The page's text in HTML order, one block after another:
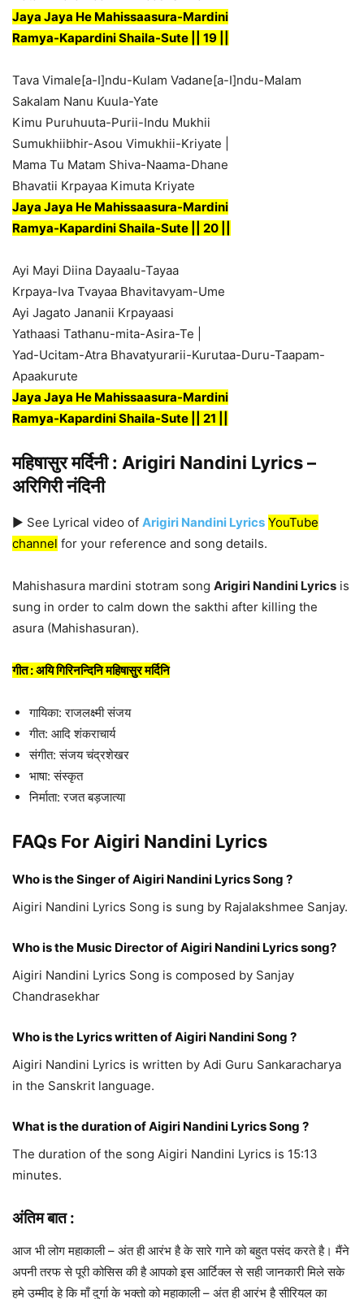
Jaya Jaya He Mahissaasura-Mardini
Ramya-Kapardini Shaila-Sute || 19 ||
Tava Vimale[a-I]ndu-Kulam Vadane[a-I]ndu-Malam
Sakalam Nanu Kuula-Yate
Kimu Puruhuuta-Purii-Indu Mukhii
Sumukhiibhir-Asou Vimukhii-Kriyate |
Mama Tu Matam Shiva-Naama-Dhane
Bhavatii Krpayaa Kimuta Kriyate
Jaya Jaya He Mahissaasura-Mardini
Ramya-Kapardini Shaila-Sute || 20 ||
Ayi Mayi Diina Dayaalu-Tayaa
Krpaya-Iva Tvayaa Bhavitavyam-Ume
Ayi Jagato Jananii Krpayaasi
Yathaasi Tathanu-mita-Asira-Te |
Yad-Ucitam-Atra Bhavatyurarii-Kurutaa-Duru-Taapam-
Apaakurute
Jaya Jaya He Mahissaasura-Mardini
Ramya-Kapardini Shaila-Sute || 21 ||
महिषासुर मर्दिनी : Arigiri Nandini Lyrics –
अरिगिरी नंदिनी
▶︎ See Lyrical video of Arigiri Nandini Lyrics YouTube
channel for your reference and song details.
Mahishasura mardini stotram song Arigiri Nandini Lyrics is
sung in order to calm down the sakthi after killing the
asura (Mahishasuran).
गीत : अयि गिरिनन्दिनि महिषासुर मर्दिनि
गायिका: राजलक्ष्मी संजय
गीत: आदि शंकराचार्य
संगीत: संजय चंद्रशेखर
भाषा: संस्कृत
निर्माता: रजत बड़जात्या
FAQs For Aigiri Nandini Lyrics
Who is the Singer of Aigiri Nandini Lyrics Song ?
Aigiri Nandini Lyrics Song is sung by Rajalakshmee Sanjay.
Who is the Music Director of Aigiri Nandini Lyrics song?
Aigiri Nandini Lyrics Song is composed by Sanjay
Chandrasekhar
Who is the Lyrics written of Aigiri Nandini Song ?
Aigiri Nandini Lyrics is written by Adi Guru Sankaracharya
in the Sanskrit language.
What is the duration of Aigiri Nandini Lyrics Song ?
The duration of the song Aigiri Nandini Lyrics is 15:13
minutes.
अंतिम बात :
आज भी लोग महाकाली – अंत ही आरंभ है के सारे गाने को बहुत पसंद करते है। मैंने
अपनी तरफ से पूरी कोसिस की है आपको इस आर्टिक्ल से सही जानकारी मिले सके
हमे उम्मीद हे कि माँ दुर्गा के भक्तो को महाकाली – अंत ही आरंभ है सीरियल का